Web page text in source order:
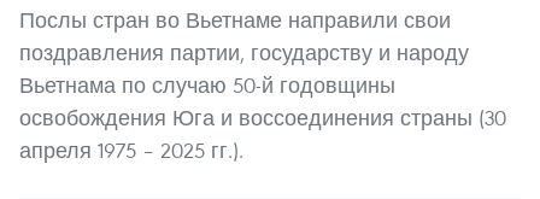
Послы стран во Вьетнаме направили свои
поздравления партии, государству и народу
Вьетнама по случаю 50-й годовщины
освобождения Юга и воссоединения страны (30
апреля 1975 – 2025 гг.).